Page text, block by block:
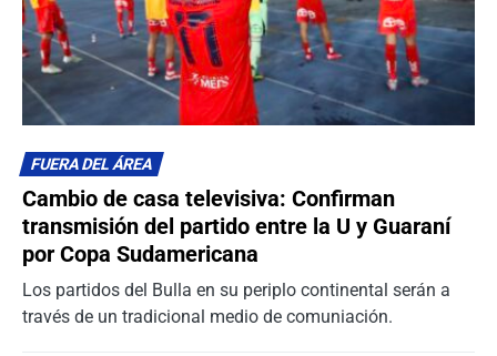
FUERA DEL ÁREA
Cambio de casa televisiva: Confirman
transmisión del partido entre la U y Guaraní
por Copa Sudamericana
Los partidos del Bulla en su periplo continental serán a
través de un tradicional medio de comuniación.